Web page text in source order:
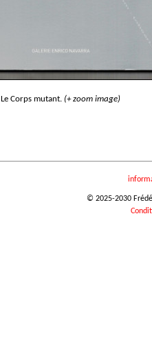
Le Corps mutant. (+ zoom image)
© 2025-2030